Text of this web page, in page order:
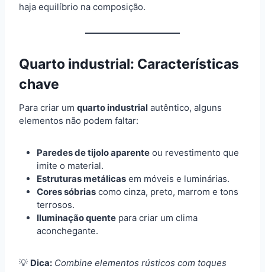
haja equilíbrio na composição.
Quarto industrial: Características
chave
Para criar um quarto industrial autêntico, alguns
elementos não podem faltar:
Paredes de tijolo aparente ou revestimento que
imite o material.
Estruturas metálicas em móveis e luminárias.
Cores sóbrias como cinza, preto, marrom e tons
terrosos.
Iluminação quente para criar um clima
aconchegante.
💡 Dica: Combine elementos rústicos com toques